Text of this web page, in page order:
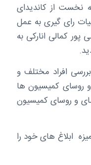
نخست از کاندیدای
رای گیری به عمل
پور کمالی انارکی به
افراد مختلف و
کمیسیون ها
و روسای کمیسیون
ابلاغ های خود را